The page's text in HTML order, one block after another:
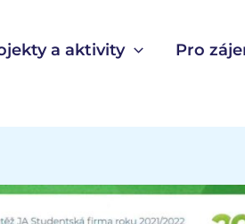
a aktivity
Pro